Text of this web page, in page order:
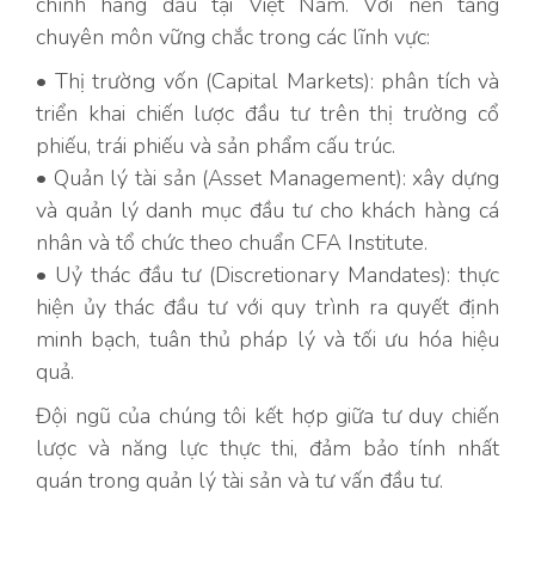
chuyên môn vững chắc trong các lĩnh vực:
• Thị trường vốn (Capital Markets): phân tích và
triển khai chiến lược đầu tư trên thị trường cổ
phiếu, trái phiếu và sản phẩm cấu trúc.
• Quản lý tài sản (Asset Management): xây dựng
và quản lý danh mục đầu tư cho khách hàng cá
nhân và tổ chức theo chuẩn CFA Institute.
• Uỷ thác đầu tư (Discretionary Mandates): thực
hiện ủy thác đầu tư với quy trình ra quyết định
minh bạch, tuân thủ pháp lý và tối ưu hóa hiệu
quả.
Đội ngũ của chúng tôi kết hợp giữa tư duy chiến
lược và năng lực thực thi, đảm bảo tính nhất
quán trong quản lý tài sản và tư vấn đầu tư.